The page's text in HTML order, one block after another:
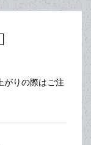
がりの際はご注